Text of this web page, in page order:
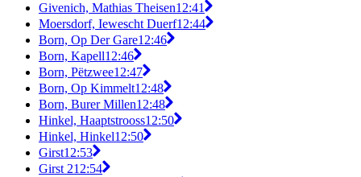
Givenich, Mathias Theisen12:41
Moersdorf, Iewescht Duerf12:44
Born, Op Der Gare12:46
Born, Kapell12:46
Born, Pëtzwee12:47
Born, Op Kimmelt12:48
Born, Burer Millen12:48
Hinkel, Haaptstrooss12:50
Hinkel, Hinkel12:50
Girst12:53
Girst 212:54